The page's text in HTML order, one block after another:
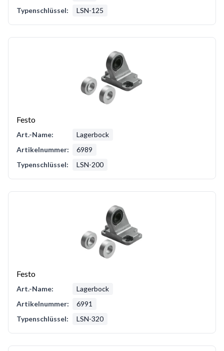
Typenschlüssel:
LSN-125
Festo
Art.-Name:
Lagerbock
Artikelnummer:
6989
Typenschlüssel:
LSN-200
Festo
Art.-Name:
Lagerbock
Artikelnummer:
6991
Typenschlüssel:
LSN-320